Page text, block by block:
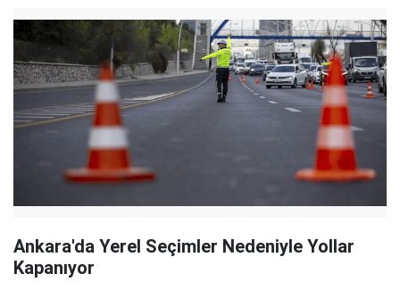
Ankara'da Yerel Seçimler Nedeniyle Yollar
Kapanıyor